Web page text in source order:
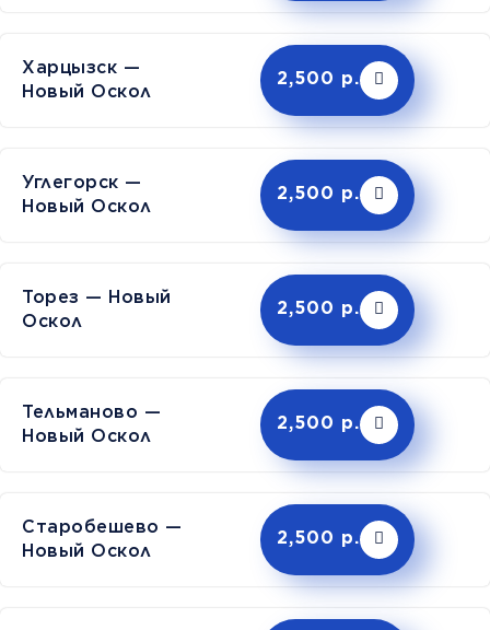
Харцызск —
Новый Оскол
2,500 р.
Углегорск —
Новый Оскол
2,500 р.
Торез — Новый
Оскол
2,500 р.
Тельманово —
Новый Оскол
2,500 р.
Старобешево —
Новый Оскол
2,500 р.